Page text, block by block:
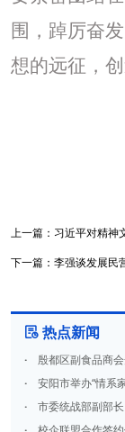
 热点新闻
· 殷都区副食品商会
· 安阳市举办“情系
· 市委统战部副部长
围，踔厉奋
想的远征，
上一篇： 习近平对精神
下一篇： 李强谈发展民